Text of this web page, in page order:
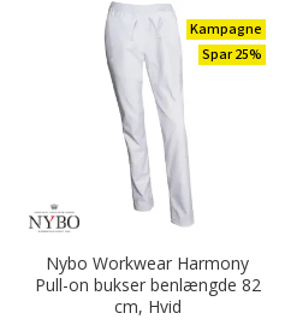
Kampagne
Spar 25%
Nybo Workwear Harmony
Pull-on bukser benlængde 82
cm, Hvid